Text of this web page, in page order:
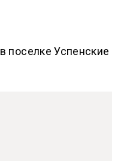
в поселке Успенские